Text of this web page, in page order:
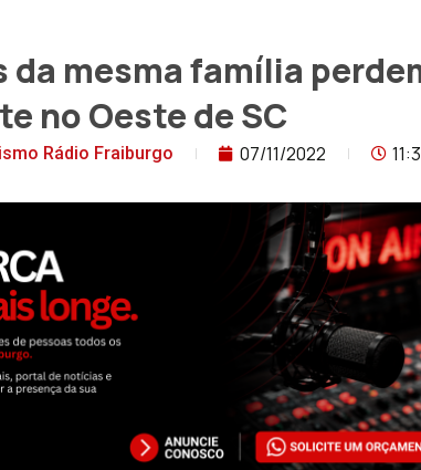
da mesma família
no Oeste de SC
Rádio Fraiburgo 07/11/2022